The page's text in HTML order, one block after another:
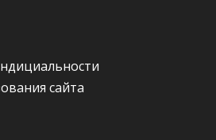
сайта